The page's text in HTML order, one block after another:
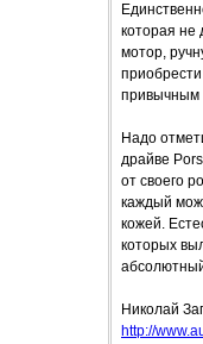
которая не
мотор,
привычным
Надо
драйве
от своего
каждый
кожей.
которых
Николай
http://